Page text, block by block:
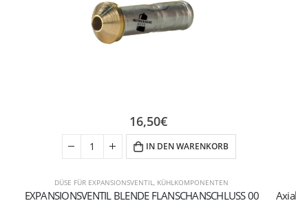
DÜSE FÜR EXPANSIONSVENTIL KÜHLKOMPONENTEN
EXPANSIONSVENTIL BLENDE FLANSCHANSCHLUSS 00
16,50€
IN DEN WARENKORB